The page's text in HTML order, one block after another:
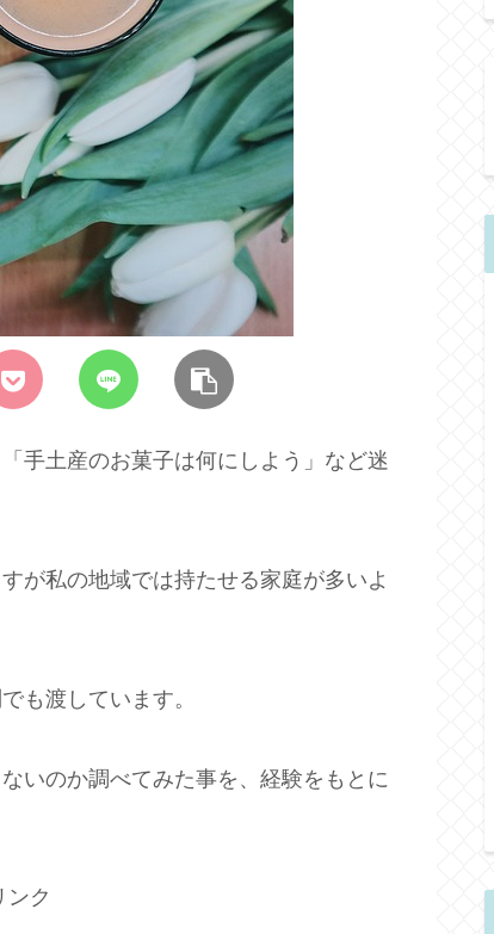
手土産のお菓子は何にしよう」など迷
が私の地域では持たせる家庭が多いよ
も渡しています。
いのか調べてみた事を、経験をもとに
ンク